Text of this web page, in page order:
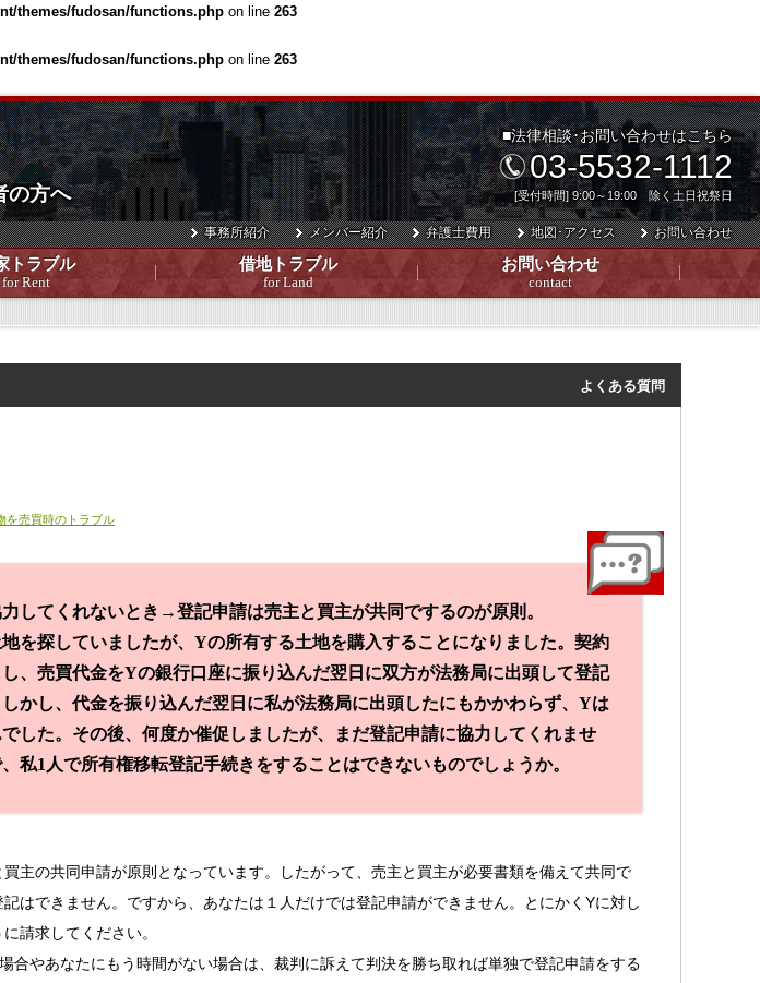
themes/fudosan/functions.php on line 263
themes/fudosan/functions.php on line 263
の方へ
トラブル
for Rent
借地トラブル
for Land
お問い合わせ
contact
事務所紹介 メンバー紹介 弁護士費用 地図･アクセス お問い合わせ
■法律相談･お問い合わせはこちら
03-5532-1112
[受付時間] 9:00～19:00 除く土日祝祭日
よくある質問
を売買時のトラブル
してくれないとき→登記申請は売主と買主が共同でするのが原則。
を探していましたが、Yの所有する土地を購入することになりました。契約
、売買代金をYの銀行口座に振り込んだ翌日に双方が法務局に出頭して登記
かし、代金を振り込んだ翌日に私が法務局に出頭したにもかかわらず、Yは
した。その後、何度か催促しましたが、まだ登記申請に協力してくれませ
私1人で所有権移転登記手続きをすることはできないものでしょうか。
主の共同申請が原則となっています。したがって、売主と買主が必要書類を備えて共同で
はできません。ですから、あなたは１人だけでは登記申請ができません。とにかくYに対し
請求してください。
合やあなたにもう時間がない場合は、裁判に訴えて判決を勝ち取れば単独で登記申請をする